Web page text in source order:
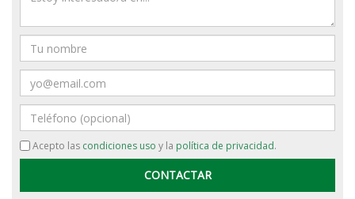
Nombre
Email
Teléfono
Acepto las condiciones uso y la política de privacidad.